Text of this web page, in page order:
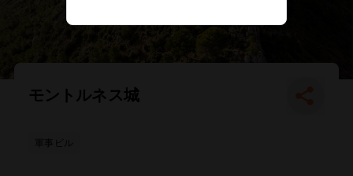
モントルネス城